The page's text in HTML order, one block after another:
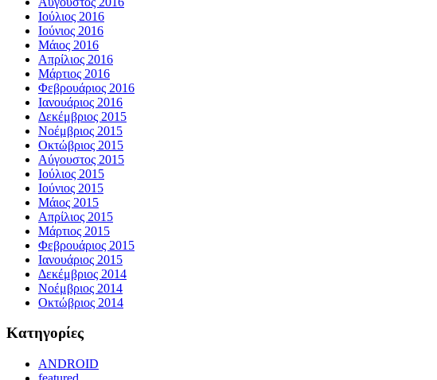
Ιούλιος 2016
Ιούνιος 2016
Μάιος 2016
Απρίλιος 2016
Μάρτιος 2016
Φεβρουάριος 2016
Ιανουάριος 2016
Δεκέμβριος 2015
Νοέμβριος 2015
Οκτώβριος 2015
Αύγουστος 2015
Ιούλιος 2015
Ιούνιος 2015
Μάιος 2015
Απρίλιος 2015
Μάρτιος 2015
Φεβρουάριος 2015
Ιανουάριος 2015
Δεκέμβριος 2014
Νοέμβριος 2014
Οκτώβριος 2014
Kατηγορίες
ANDROID